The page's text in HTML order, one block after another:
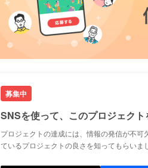
募集中
SNSを使って、このプロジェクト
プロジェクトの達成には、情報の発信が不
ているプロジェクトの良さを知ってもらいま